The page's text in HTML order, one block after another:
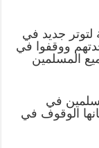
لتوتر جديد في
ووقفوا في
المسلمين
في
الوقوف في